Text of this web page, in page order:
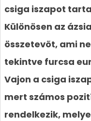
csiga iszapot
Különösen az
összetevõt, ami
tekintve furcsa
Vajon a csiga
mert számos
rendelkezik,